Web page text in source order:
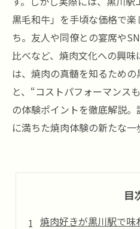
黒毛和牛」を手頃な価格で
ち。友人や同僚との宴席や
比べなど、焼肉文化への興
は、焼肉の真髄を知るため
と、“コストパフォーマンス
の体験ポイントを徹底解説
に満ちた焼肉体験の新たな一
目
焼肉好きが黒川駅で味